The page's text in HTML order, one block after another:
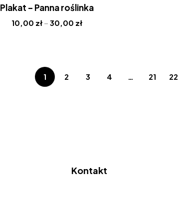
Plakat – Panna roślinka
10,00 zł – 30,00 zł
1 2 3 4 … 21 22
Kontakt